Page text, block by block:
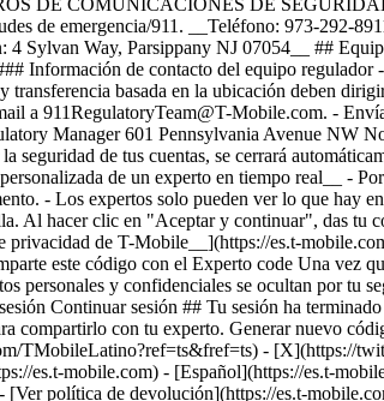
DE COMUNICACIONES DE
de emergencia/911. __Teléfono: 973-292-
Way, Parsippany NJ 07054__ ##
Información de contacto del equipo
basada en la ubicación deben
a 911RegulatoryTeam@T-Mobile.com. -
Manager 601 Pennsylvania Avenue NW
seguridad de tus cuentas, se cerrará
de un experto en tiempo real__ -
- Los expertos solo pueden ver lo que hay
Al hacer clic en "Aceptar y continuar", das tu
privacidad de T-Mobile__](https://es.t-
este código con el Experto code Una vez
personales y confidenciales se ocultan por
Continuar sesión ## Tu sesión ha
compartirlo con tu experto. Generar nuevo
TMobileLatino?ref=ts&fref=ts) - [X](https://
es.t-mobile.com) - [Español](https://es.t-
política de devolución](https://es.t-